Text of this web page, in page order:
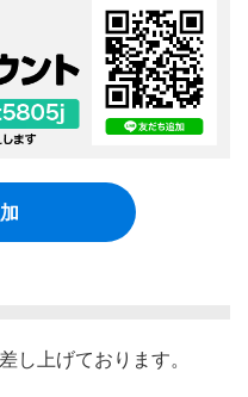
し上げております。